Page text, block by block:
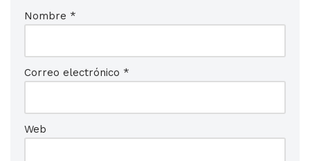
Nombre *
Correo electrónico *
Web